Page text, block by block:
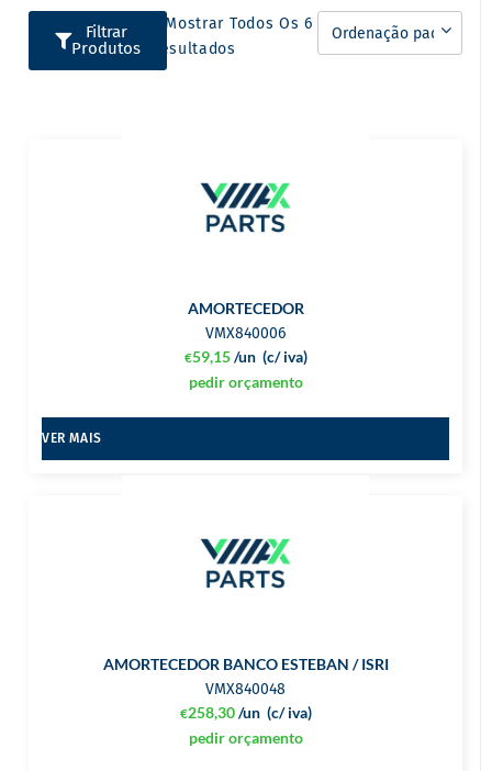
Filtrar
Produtos
A Mostrar Todos Os 6
Resultados
AMORTECEDOR
VMX840006
€59,15 (c/ iva)
/un
pedir orçamento
VER MAIS
AMORTECEDOR BANCO ESTEBAN / ISRI
VMX840048
€258,30 (c/ iva)
/un
pedir orçamento